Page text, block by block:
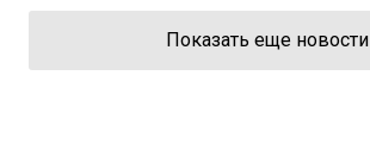
Показать еще новости